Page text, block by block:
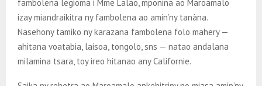
fambolena legioma i Mme Lalao, mponina ao Maroamalo
izay miandraikitra ny fambolena ao amin’ny tanàna.
Nasehony tamiko ny karazana fambolena folo mahery —
ahitana voatabia, laisoa, tongolo, sns — natao andalana
milamina tsara, toy ireo hitanao any Californie.